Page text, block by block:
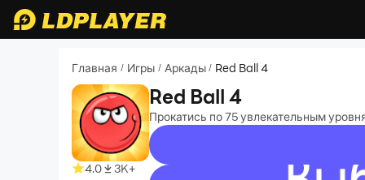
Главная / Игры / Аркады / Red Ball 4
4.0 3K+
Red Ball 4
Прокатись по 75 увлекательным
recommend